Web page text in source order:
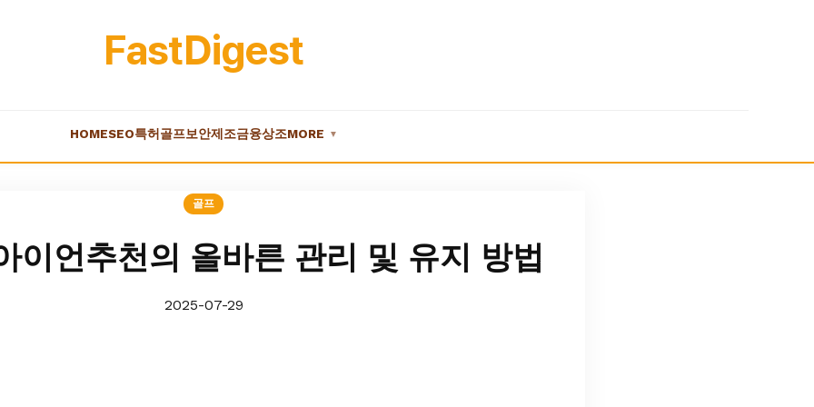
FastDigest
HOMESEO특허 골프보안제조금융상조MORE ▼
골프
이언추천의 올바른 관리 및 유지 방법
2025-07-29